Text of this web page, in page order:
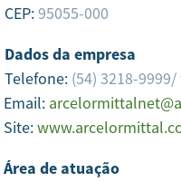
CEP:95055-000
Dados da empresa
Telefone: (54) 3218-9999/
Email:
Site:
Área de atuação